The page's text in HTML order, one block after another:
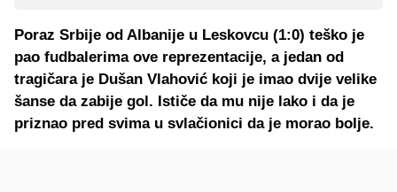
Poraz Srbije od Albanije u Leskovcu (1:0) teško je
pao fudbalerima ove reprezentacije, a jedan od
tragičara je Dušan Vlahović koji je imao dvije velike
šanse da zabije gol. Ističe da mu nije lako i da je
priznao pred svima u svlačionici da je morao bolje.